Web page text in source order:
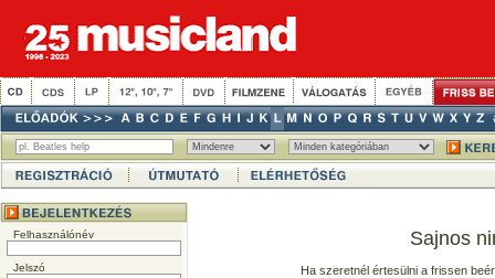
Felhasználónév
Jelszó
Sajnos
Ha szeretnél értesülni a frissen